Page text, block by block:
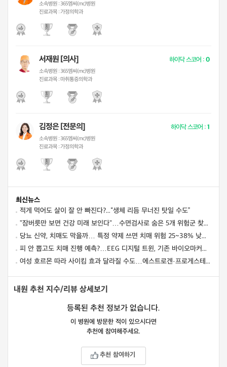
소속병원 :365엠씨(mc)병원
진료과목 :가정의학과
서재원 [의사]
소속병원 :365엠씨(mc)병원
진료과목 :마취통증의학과
하이닥 스코어 :0
김정은 [전문의]
소속병원 :365엠씨(mc)병원
진료과목 :가정의학과
하이닥 스코어 :1
최신뉴스
적게 먹어도 살이 잘 안 빠진다?...“생체 리듬 무너진 탓일 수도”
"잠버릇만 보면 건강 미래 보인다"…수면검사로 숨은 5개 위험군 찾아 사망·심혈관·뇌질환 예측
당뇨 신약, 치매도 막을까… 특정 약제 쓰면 치매 위험 25~38% 낮아졌다
피 안 뽑고도 치매 진행 예측?…EEG 디지털 트윈, 기존 바이오마커만큼 정확했다
여성 호르몬 따라 사이킴 효과 달라질 수도…에스트로겐·프로게스테론이 약효·부작용 변동에 관여할 가능성
내원 추천 지수/리뷰 상세보기
등록된 추천 정보가 없습니다.
이 병원에 방문한 적이 있으시다면
추천에 참여해주세요.
추천 참여하기